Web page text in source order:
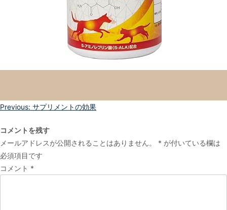
投
ナ
ビ
ゲ
ー
Previous: サプリメントの効果
コメントを残す
メールアドレスが公開されることはありません。
* が付いている欄は
必須項目です
コメント *